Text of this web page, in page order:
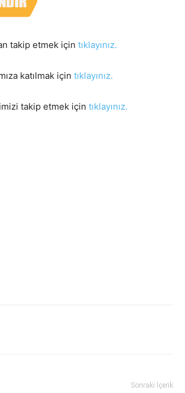
takip etmek için tıklayınız.
katılmak için tıklayınız.
takip etmek için tıklayınız.
Sonraki İçerik